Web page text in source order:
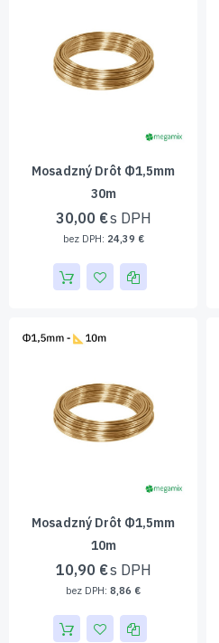
Mosadzný Drôt Φ1,5mm
30m
30,00 €
24,39 €
Mosadzný Drôt Φ1,5mm
10m
10,90 €
8,86 €